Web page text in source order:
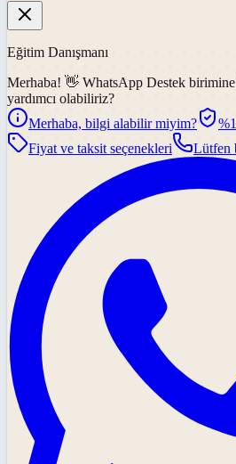
Eğitim Danışmanı
Merhaba! 👋 WhatsApp Destek birimine
yardımcı olabiliriz?
Merhaba, bilgi alabilir miyim?
Fiyat ve taksit seçenekleri
Lütfen